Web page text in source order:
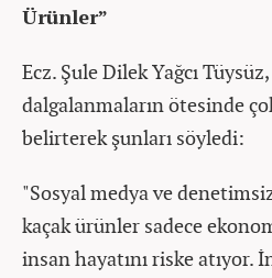
Ürünler”
Ecz. Şule Dilek Yağcı
dalgalanmaların ötesinde
belirterek şunları söyledi:
"Sosyal medya ve
kaçak ürünler sadece
insan hayatını riske